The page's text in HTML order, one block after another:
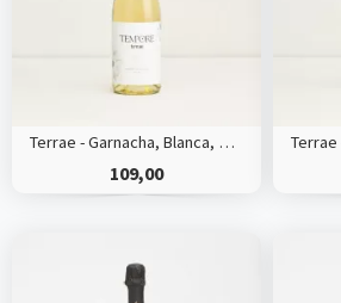
Terrae - Garnacha, Blanca, økologisk hvidvin
109,00